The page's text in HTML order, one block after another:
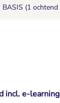
(1
incl. e-